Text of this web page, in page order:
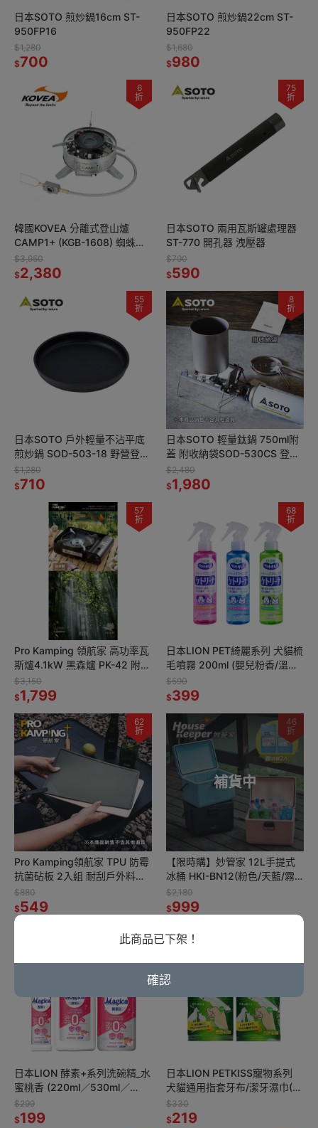
此商品已下架！
確認
日本SOTO 煎炒鍋16cm ST-
950FP16
$1,280
$700
日本SOTO 煎炒鍋22cm ST-
950FP22
$1,680
$980
6
折
韓國KOVEA 分離式登山爐
CAMP1+ (KGB-1608) 蜘蛛爐
大火力 抗低溫 瓦斯爐 攻頂爐
高山爐
$3,950
$2,380
75
折
日本SOTO 兩用瓦斯罐處理器
ST-770 開孔器 洩壓器
$790
$590
55
折
日本SOTO 戶外輕量不沾平底
煎炒鍋 SOD-503-18 野營登山
輕量化煎盤 戶外野炊平底鍋
$1,280
$710
8
折
日本SOTO 輕量鈦鍋 750ml附
蓋 附收納袋SOD-530CS 登山
個人鍋 野營鍋具
$2,480
$1,980
57
折
Pro Kamping 領航家 高功率瓦
斯爐4.1kW 黑森爐 PK-42 附收
納盒 (日本製卡式爐 露營防風
單口爐)
$3,150
$1,799
68
折
日本LION PET綺麗系列 犬貓梳
毛噴霧 200ml (嬰兒粉香/溫和
香皂/舒緩草本)
$590
$399
62
折
Pro Kamping領航家 TPU 防霉
抗菌砧板 2入組 耐刮戶外料理
砧板 露營野餐切菜板
$880
$549
補貨中
46
折
【限時購】妙管家 12L手提式
冰桶 HKI-BN12(粉色/天藍/霧
黑) 戶外保冷箱 露營野餐烤肉
冰桶 車載 釣魚冰箱
$2,180
$999
67
折
日本LION 酵素+系列洗碗精_水
蜜桃香 (220ml／530ml／
710ml)
$299
$199
日本LION PETKISS寵物系列
犬貓通用指套牙布/潔牙濕巾(12
入)
$330
$219